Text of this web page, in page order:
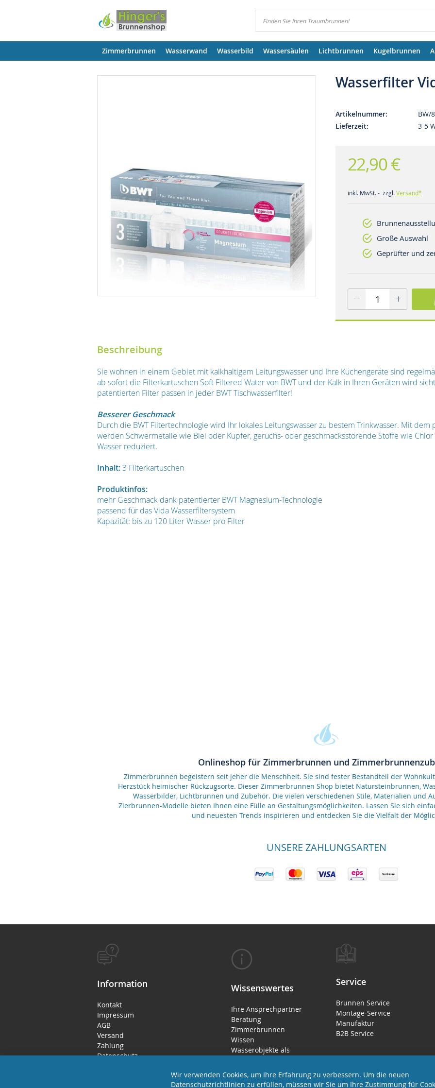
Suchen
Zimmerbrunnen Wasserwand Wasserbild Wassersäulen Lichtbrunnen Kugelbrunnen
Wasserfilter
Artikelnummer
BW/
Lieferzeit
3-5
22,90 €
inkl. MwSt. - zzgl.Versand*
Große Auswahl
Geprüfter und
Beschreibung
Sie wohnen in einem Gebiet mit kalkhaltigem Leitungswasser und Ihre Küchengeräte sind
ab sofort die Filterkartuschen Soft Filtered Water von BWT und der Kalk in Ihren Geräten wird
patentierten Filter passen in jeder BWT Tischwasserfilter!
Besserer Geschmack
Durch die BWT Filtertechnologie wird Ihr lokales Leitungswasser zu bestem Trinkwasser. Mit
werden Schwermetalle wie Blei oder Kupfer, geruchs-​ oder geschmacksstörende Stoffe wie
Wasser reduziert.
Inhalt:3 Filterkartuschen
Produktinfos:
mehr Geschmack dank patentierter BWT Magnesium-Technologie
passend für das Vida Wasserfiltersystem
Kapazität: bis zu 120 Liter Wasser pro Filter
Onlineshop für Zimmerbrunnen und
Zimmerbrunnen begeistern seit jeher die Menschheit. Sie sind fester Bestandteil der
Herzstück heimischer Rückzugsorte. Dieser Zimmerbrunnen Shop bietet Natursteinbrunnen,
Wasserbilder, Lichtbrunnen und Zubehör. Die vielen verschiedenen Stile, Materialien und
Zierbrunnen-Modelle bieten Ihnen eine Fülle an Gestaltungsmöglichkeiten. Lassen Sie sich
und neuesten Trends inspirieren und entdecken Sie die Vielfalt der
UNSERE ZAHLUNGSARTEN
Information
Kontakt
Impressum
AGB
Versand
Zahlung
Datenschutz
Wissenswertes
Ihre Ansprechpartner
Beratung
Zimmerbrunnen
Wissen
Wasserobjekte als
Service
Brunnen Service
Montage-Service
Manufaktur
B2B Service
Wir verwenden Cookies, um Ihre Erfahrung zu verbessern. Um die neuen
Datenschutzrichtlinien zu erfüllen, müssen wir Sie um Ihre Zustimmung für